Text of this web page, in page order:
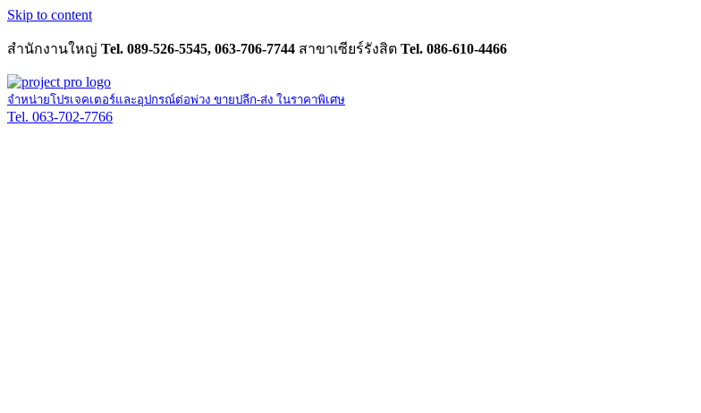
Skip to content
สำนักงานใหญ่ Tel. 089-526-5545, 063-706-7744 สาขาเซียร์รังสิต Tel. 086-610-4466
จำหน่ายโปรเจคเตอร์และอุปกรณ์ต่อพ่วง ขายปลีก-ส่ง ในราคาพิเศษ
Tel. 063-702-7766